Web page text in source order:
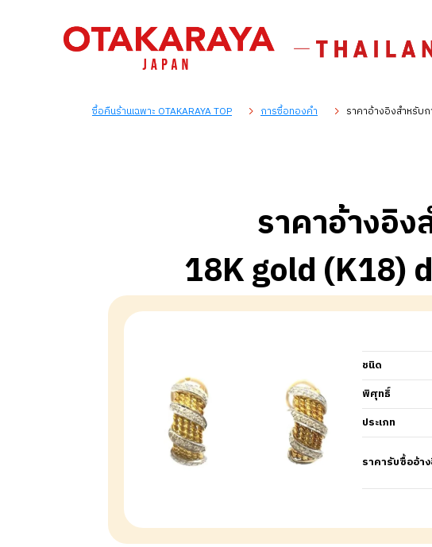
ซื้อคืนร้านเฉพาะ OTAKARAYA TOP การซื้อทองคำ ราคาอ้างอิงสำหรับ
ราคาอ้างอิ
18K gold (K18)
ชนิด
พิศุทธิ์
ประเภท
ราคารับซื้ออ้า